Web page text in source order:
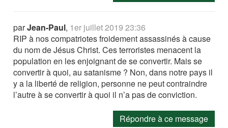
parJean-Paul, 1er juillet 2019 23:36
RIP à nos compatriotes froidement assassinés à cause
du nom de Jésus Christ. Ces terroristes menacent la
population en les enjoignant de se convertir. Mais se
convertir à quoi, au satanisme ? Non, dans notre pays il
y a la liberté de religion, personne ne peut contraindre
l’autre à se convertir à quoi il n’a pas de conviction.
Répondre à ce message